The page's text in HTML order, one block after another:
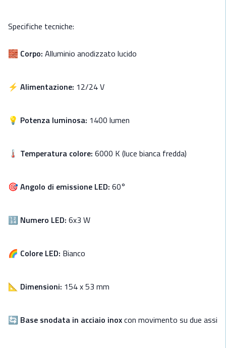
Specifiche tecniche:
🧱 Corpo: Alluminio anodizzato lucido
⚡ Alimentazione: 12/24 V
💡 Potenza luminosa: 1400 lumen
🌡️ Temperatura colore: 6000 K (luce bianca fredda)
🎯Angolo di emissione LED: 60°
🔢 Numero LED: 6x3 W
🌈 Colore LED: Bianco
📐 Dimensioni: 154 x 53 mm
🔄 Base snodata in acciaio inoxcon movimento su due assi